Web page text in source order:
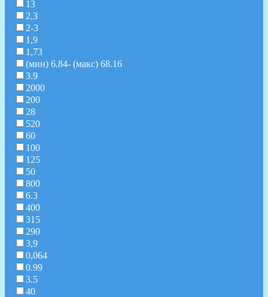
13
2,3
2-3
1,9
1,73
(мин) 6.84- (макс) 68.16
3.9
2000
200
28
520
60
100
125
50
800
6.3
400
315
290
3,9
0,064
0.99
3.5
40